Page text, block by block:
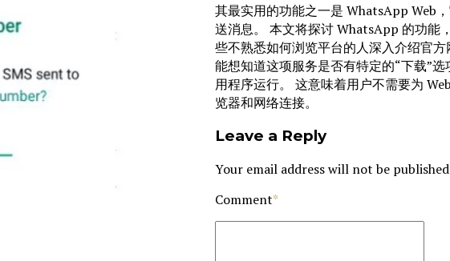
其最实用的功能之一是 WhatsApp Web
送消息。 本文将探讨 WhatsApp 的功能
些不熟悉如何浏览平台的人深入介绍官
能想知道这项服务是否有特定的“下载”
用程序运行。 这意味着用户不需要为
览器和网络连接。
Leave a Reply
Your email address will not be
Comment*